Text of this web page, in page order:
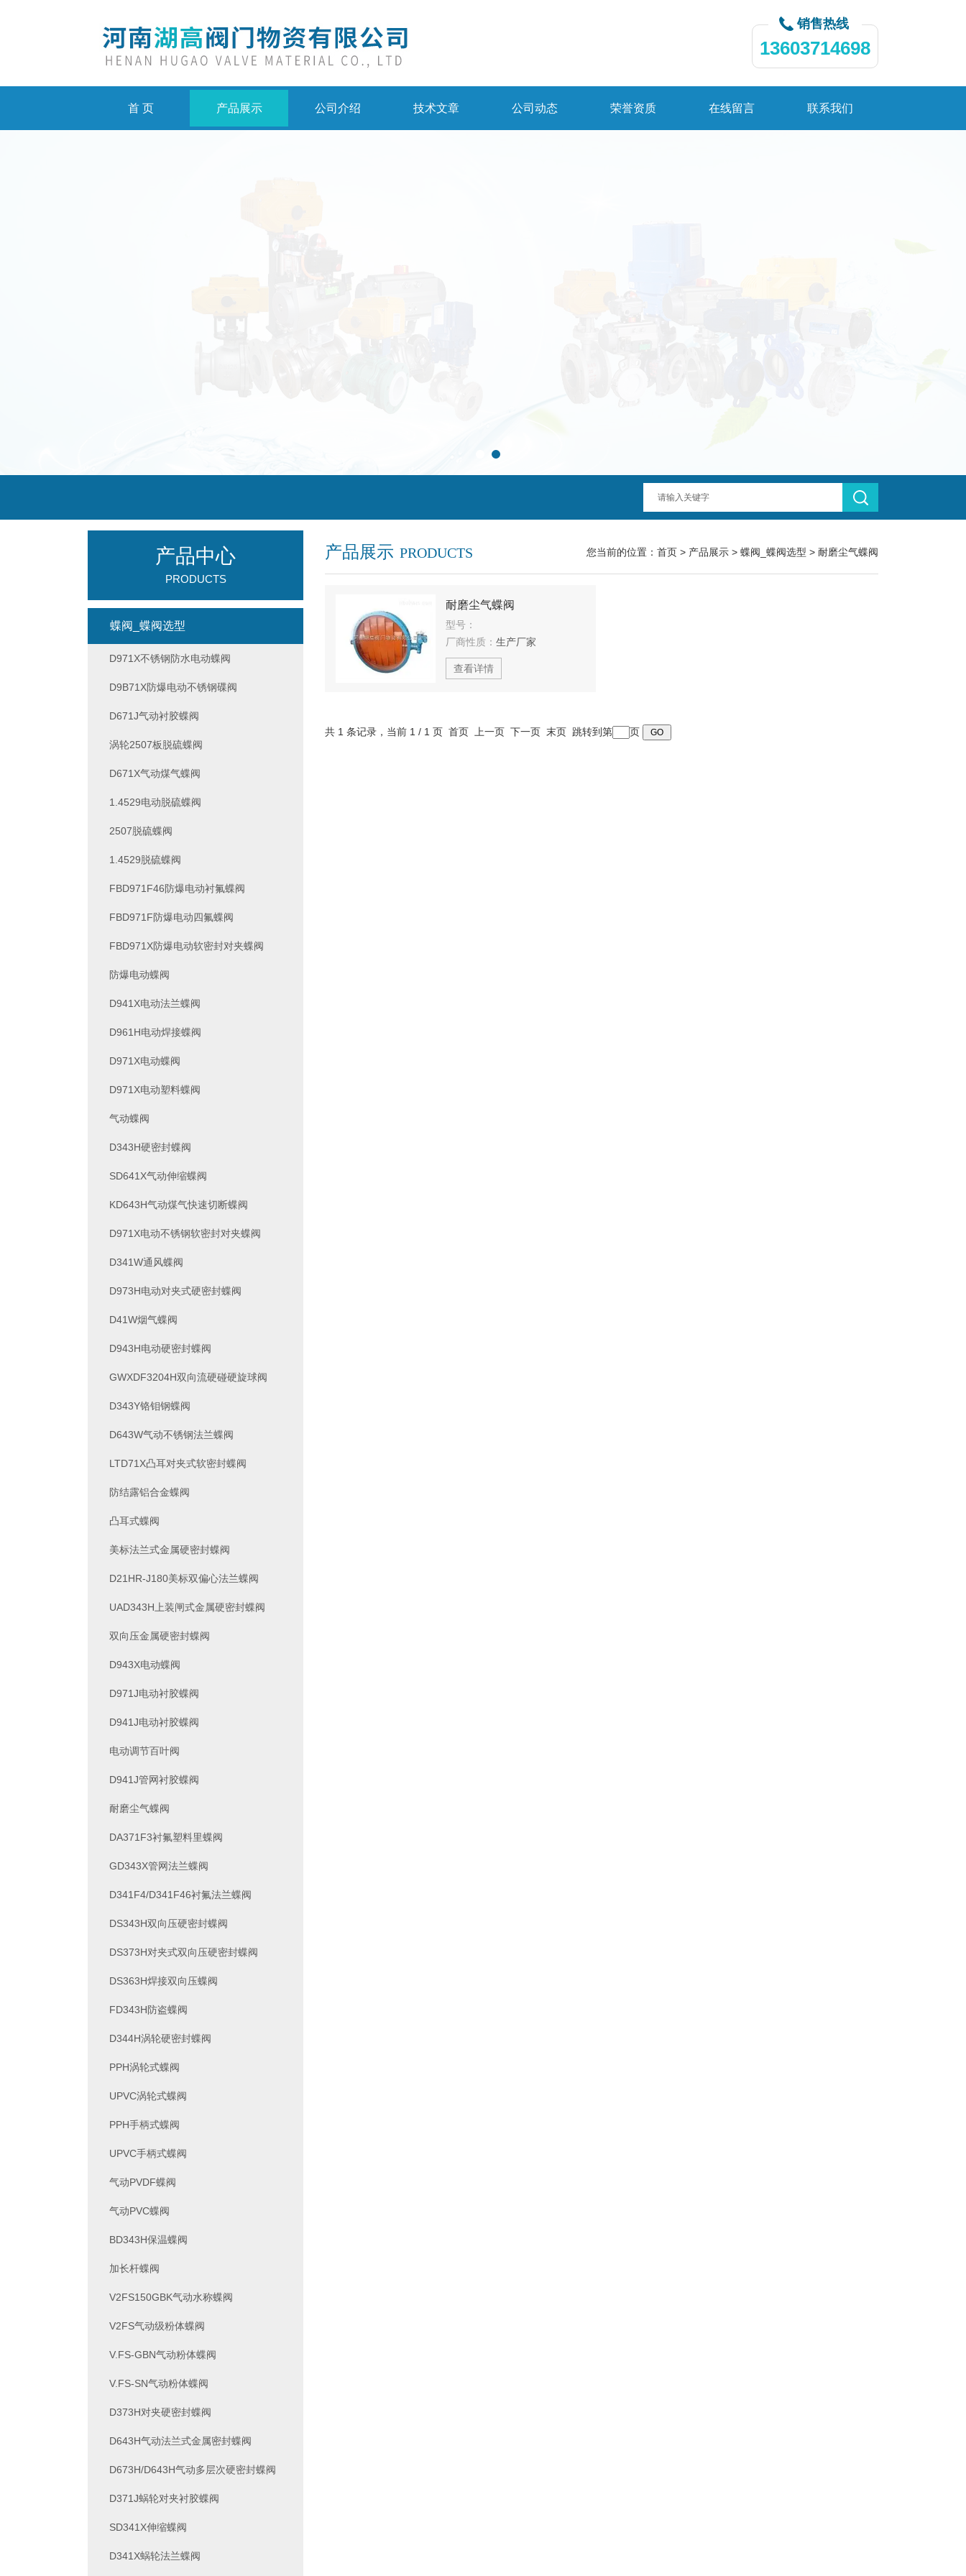
销售热线
13603714698
首 页 产品展示 公司介绍 技术文章 公司动态 荣誉资质 在线留言 联系我们
产品展示 PRODUCTS 您当前的位置： 首页 > 产品展示 > 蝶阀_蝶阀选型 > 耐磨尘气蝶阀
耐磨尘气蝶阀
型号：
厂商性质： 生产厂家
查看详情
共 1 条记录，当前 1 / 1 页 首页 上一页 下一页 末页 跳转到第 页
产品中心
PRODUCTS
蝶阀_蝶阀选型
D971X不锈钢防水电动蝶阀
D9B71X防爆电动不锈钢碟阀
D671J气动衬胶蝶阀
涡轮2507板脱硫蝶阀
D671X气动煤气蝶阀
1.4529电动脱硫蝶阀
2507脱硫蝶阀
1.4529脱硫蝶阀
FBD971F46防爆电动衬氟蝶阀
FBD971F防爆电动四氟蝶阀
FBD971X防爆电动软密封对夹蝶阀
防爆电动蝶阀
D941X电动法兰蝶阀
D961H电动焊接蝶阀
D971X电动蝶阀
D971X电动塑料蝶阀
气动蝶阀
D343H硬密封蝶阀
SD641X气动伸缩蝶阀
KD643H气动煤气快速切断蝶阀
D971X电动不锈钢软密封对夹蝶阀
D341W通风蝶阀
D973H电动对夹式硬密封蝶阀
D41W烟气蝶阀
D943H电动硬密封蝶阀
GWXDF3204H双向流硬碰硬旋球阀
D343Y铬钼钢蝶阀
D643W气动不锈钢法兰蝶阀
LTD71X凸耳对夹式软密封蝶阀
防结露铝合金蝶阀
凸耳式蝶阀
美标法兰式金属硬密封蝶阀
D21HR-J180美标双偏心法兰蝶阀
UAD343H上装闸式金属硬密封蝶阀
双向压金属硬密封蝶阀
D943X电动蝶阀
D971J电动衬胶蝶阀
D941J电动衬胶蝶阀
电动调节百叶阀
D941J管网衬胶蝶阀
耐磨尘气蝶阀
DA371F3衬氟塑料里蝶阀
GD343X管网法兰蝶阀
D341F4/D341F46衬氟法兰蝶阀
DS343H双向压硬密封蝶阀
DS373H对夹式双向压硬密封蝶阀
DS363H焊接双向压蝶阀
FD343H防盗蝶阀
D344H涡轮硬密封蝶阀
PPH涡轮式蝶阀
UPVC涡轮式蝶阀
PPH手柄式蝶阀
UPVC手柄式蝶阀
气动PVDF蝶阀
气动PVC蝶阀
BD343H保温蝶阀
加长杆蝶阀
V2FS150GBK气动水称蝶阀
V2FS气动级粉体蝶阀
V.FS-GBN气动粉体蝶阀
V.FS-SN气动粉体蝶阀
D373H对夹硬密封蝶阀
D643H气动法兰式金属密封蝶阀
D673H/D643H气动多层次硬密封蝶阀
D371J蜗轮对夹衬胶蝶阀
SD341X伸缩蝶阀
D341X蜗轮法兰蝶阀